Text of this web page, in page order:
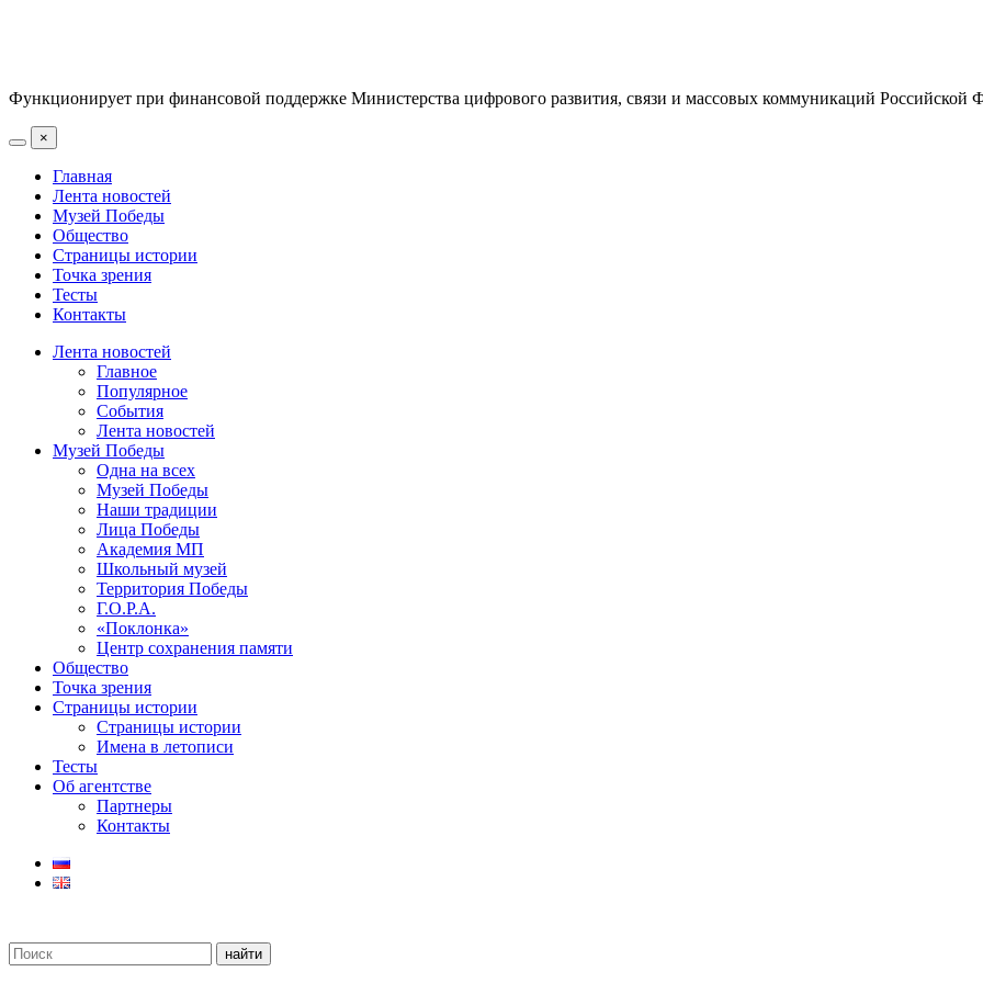
Функционирует при финансовой поддержке Министерства цифрового развития, связи и массовых коммуникаций Российской
×
Главная
Лента новостей
Музей Победы
Общество
Страницы истории
Точка зрения
Тесты
Контакты
Лента новостей
Главное
Популярное
События
Лента новостей
Музей Победы
Одна на всех
Музей Победы
Наши традиции
Лица Победы
Академия МП
Школьный музей
Территория Победы
Г.О.Р.А.
«Поклонка»
Центр сохранения памяти
Общество
Точка зрения
Страницы истории
Страницы истории
Имена в летописи
Тесты
Об агентстве
Партнеры
Контакты